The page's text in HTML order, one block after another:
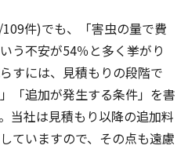
/109件)でも、「害虫の量で費
う不安が54％ と多く挙がり
すには、見積もりの段階で
「追加が発生する条件」を書
当社は見積もり以降の追加料
ていますので、その点も遠慮